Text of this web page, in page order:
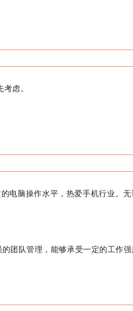
虑。
电脑操作水平，热爱手机行业。
团队管理，能够承受一定的工作